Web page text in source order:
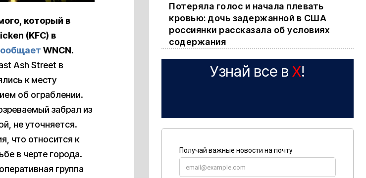
который в
(KFC) в
WNCN.
Ash Street в
к месту
об ограблении.
забрал из
не уточняется.
что относится к
в черте города.
группа
Потеряла голос и начала плевать
кровью: дочь задержанной в США
россиянки рассказала об условиях
содержания
Узнай все в X!